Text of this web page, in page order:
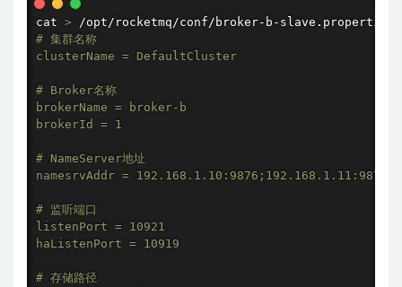
cat > /opt/rocketmq/conf/broker-b-slave.properties
# 集群名称
clusterName = DefaultCluster
# Broker名称
brokerName = broker-b
brokerId = 1
# NameServer地址
namesrvAddr =
# 监听端口
listenPort = 10921
haListenPort = 10919
# 存储路径